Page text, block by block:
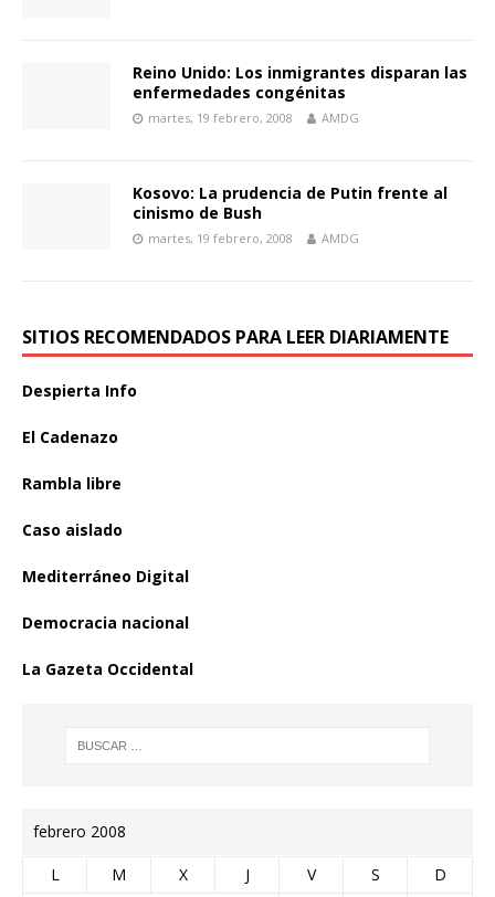
Reino Unido: Los inmigrantes disparan las
enfermedades congénitas
martes, 19 febrero, 2008 AMDG
Kosovo: La prudencia de Putin frente al
cinismo de Bush
martes, 19 febrero, 2008 AMDG
SITIOS RECOMENDADOS PARA LEER DIARIAMENTE
Despierta Info
El Cadenazo
Rambla libre
Caso aislado
Mediterráneo Digital
Democracia nacional
La Gazeta Occidental
febrero 2008
L M X J V S D